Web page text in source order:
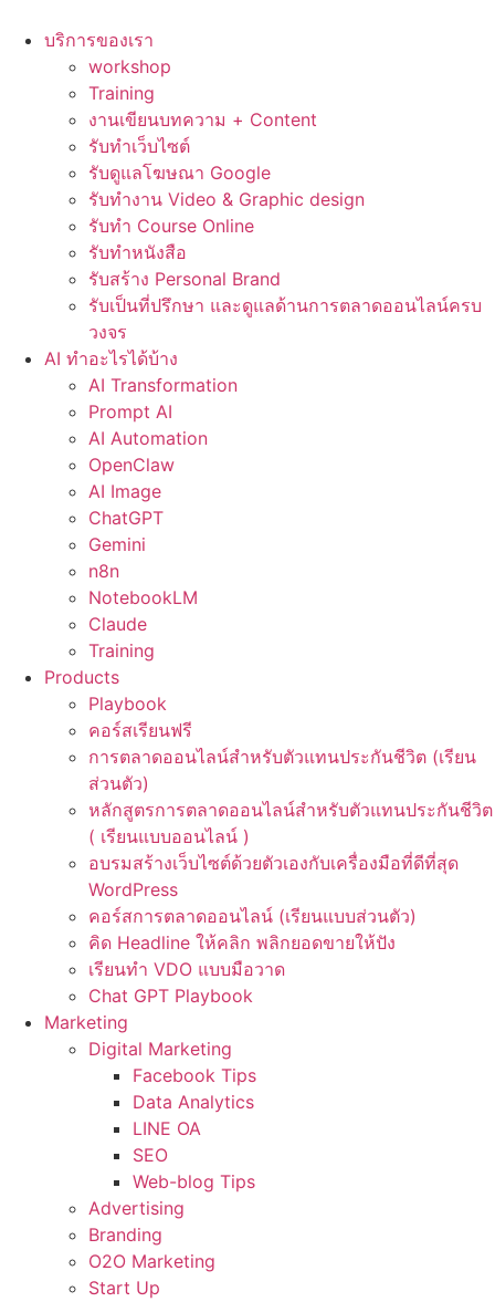
บริการของเรา
workshop
Training
งานเขียนบทความ + Content
รับทำเว็บไซต์
รับดูแลโฆษณา Google
รับทำงาน Video & Graphic design
รับทำ Course Online
รับทำหนังสือ
รับสร้าง Personal Brand
รับเป็นที่ปรึกษา และดูแลด้านการตลาดออนไลน์ครบ
วงจร
AI ทำอะไรได้บ้าง
AI Transformation
Prompt AI
AI Automation
OpenClaw
AI Image
ChatGPT
Gemini
n8n
NotebookLM
Claude
Training
Products
Playbook
คอร์สเรียนฟรี
การตลาดออนไลน์สำหรับตัวแทนประกันชีวิต (เรียน
ส่วนตัว)
หลักสูตรการตลาดออนไลน์สำหรับตัวแทนประกันชีวิต
( เรียนแบบออนไลน์ )
อบรมสร้างเว็บไซต์ด้วยตัวเองกับเครื่องมือที่ดีที่สุด
WordPress
คอร์สการตลาดออนไลน์ (เรียนแบบส่วนตัว)
คิด Headline ให้คลิก พลิกยอดขายให้ปัง
เรียนทำ VDO แบบมือวาด
Chat GPT Playbook
Marketing
Digital Marketing
Facebook Tips
Data Analytics
LINE OA
SEO
Web-blog Tips
Advertising
Branding
O2O Marketing
Start Up